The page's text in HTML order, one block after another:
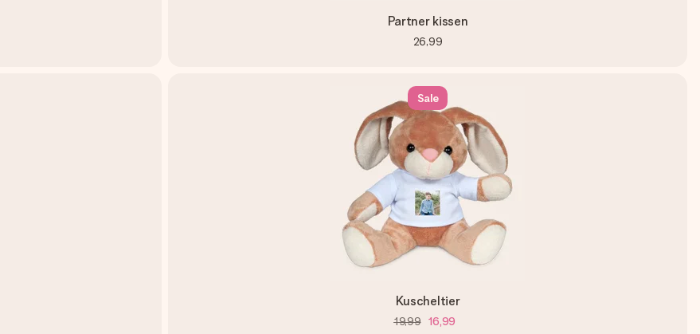
Partner kissen
26,99
Sale
Kuscheltier
19,99 16,99